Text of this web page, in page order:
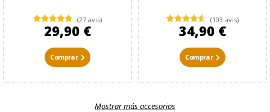
(27 avis)
29,90 €
Comprar
(103 avis)
34,90 €
Comprar
Mostrar más accesorios